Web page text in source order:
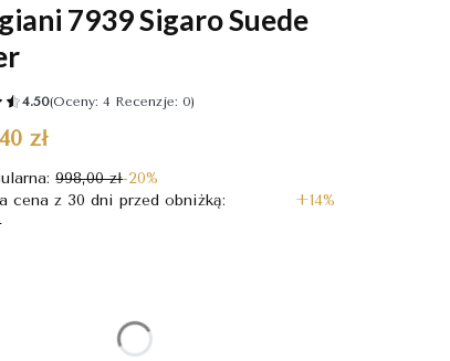
7939 Sigaro Suede
4.50(Oceny: 4 Recenzje: 0)
zł
998,00 zł-20%
cena z 30 dni przed obniżką:
+14%